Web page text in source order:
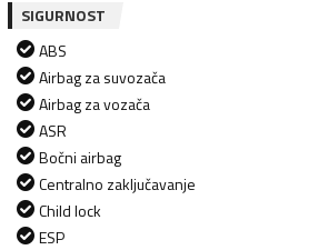
SIGURNOST
ABS
Airbag za suvozača
Airbag za vozača
ASR
Bočni airbag
Centralno zaključavanje
Child lock
ESP